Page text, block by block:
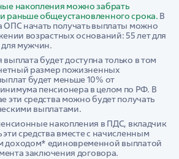
накопления можно забрать
раньше общеустановленного срока. В
ОПС начать получать выплаты можно
возрастных оснований: 55 лет для
мужчин.
будет доступна только в том
размер пожизненных
будет меньше 10% от
пенсионера в целом по РФ. В
эти средства можно будет получать
выплатами.
накопления в ПДС, вкладчик
средства вместе с начисленным
доходом* единовременной выплатой
заключения договора.